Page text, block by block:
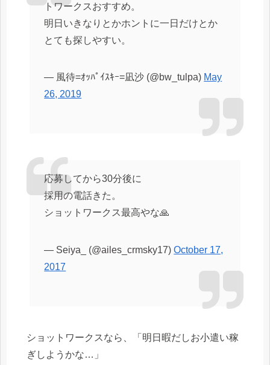
トワークスおすすめ。
明日いきなりとかホントに一日だけとか
とても探しやすい。
— 風待=ｵｯﾊﾟｲｽｷｰ=凪沙 (@bw_tulpa) May
26, 2019
応募してから30分後に
採用の電話きた。
ショットワークス最高やな🙏
— Seiya_ (@ailes_crmsky17)October 17,
2017
ショットワークスなら、「明日暇だしお小遣い稼
ぎしようかな…」